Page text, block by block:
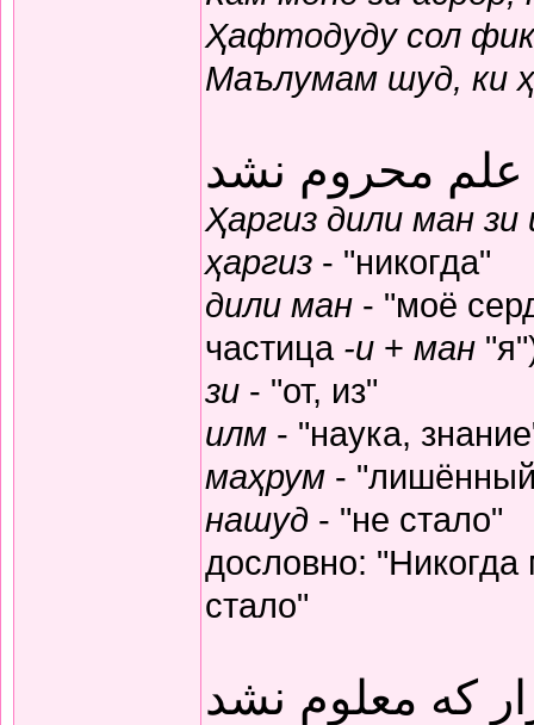
Ҳафтодуду сол
Маълумам шуд, ки
محروم نشد
Ҳаргиз дили ман
ҳаргиз - "никогда"
дили ман - "моё
частица -и + ман
зи - "от, из"
илм - "наука,
маҳрум -
нашуд - "не стало"
дословно:
стало"
که معلوم نشد